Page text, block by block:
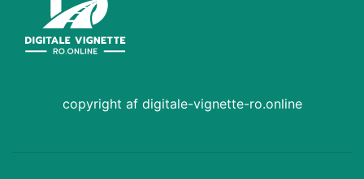
copyright af digitale-vignette-ro.online